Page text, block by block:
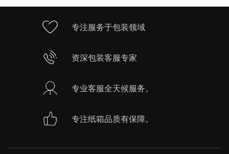
专注服务于包装领域
资深包装客服专家
专业客服全天候服务。
专注纸箱品质有保障。